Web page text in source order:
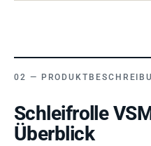
Schleifrolle
Überblick